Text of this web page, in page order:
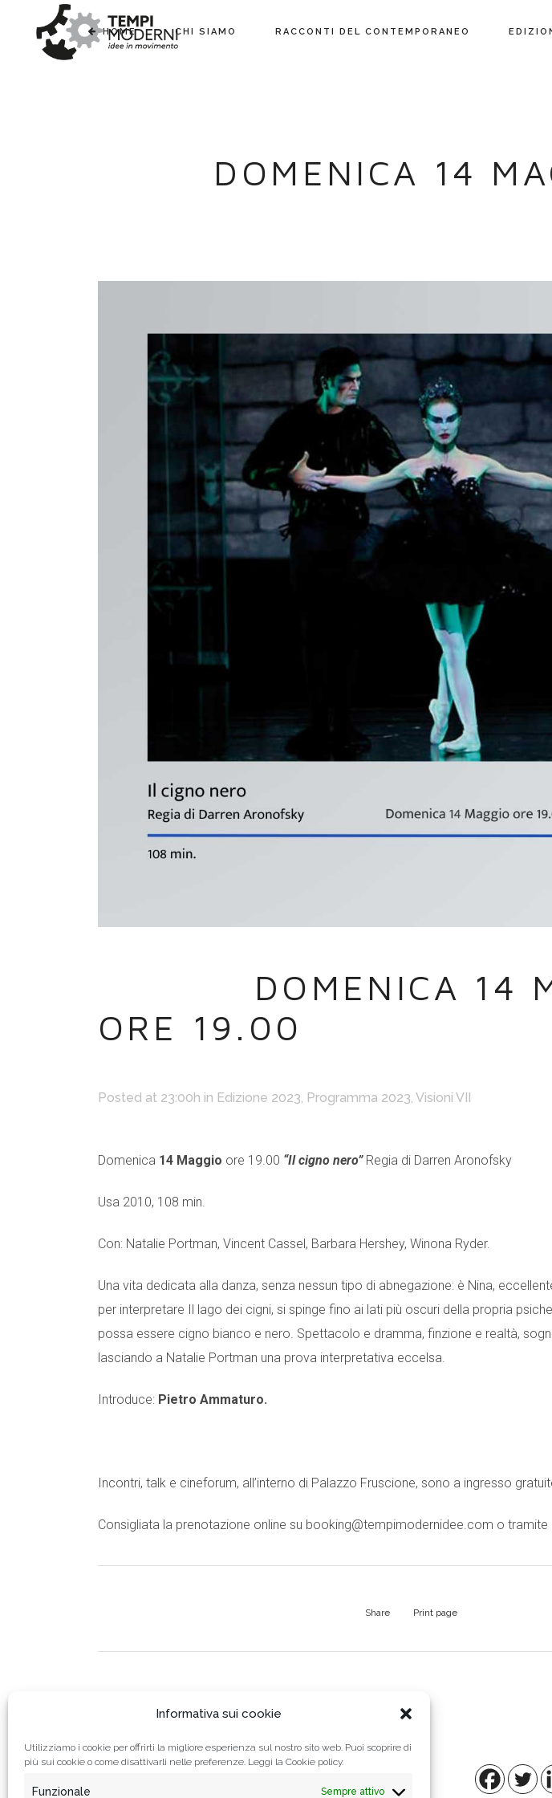
Informativa sui cookie
Utilizziamo i cookie per offrirti la migliore esperienza sul nostro sito web. Puoi scoprire di
più sui cookie o come disattivarli nelle preferenze. Leggi la Cookie policy.
Funzionale Sempre attivo
HOME CHI SIAMO RACCONTI DEL CONTEMPORANEO
DOMENICA 14
DOMENICA 14
ORE 19.00
Posted at 23:00h in Edizione 2023, Programma 2023, Visioni VII
Domenica 14 Maggio ore 19.00 “Il cigno nero”Regia di Darren Aronofsky
Usa 2010, 108 min.
Con: Natalie Portman, Vincent Cassel, Barbara Hershey, Winona Ryder.
Una vita dedicata alla danza, senza nessun tipo di abnegazione: è Nina,
per interpretare Il lago dei cigni, si spinge fino ai lati più oscuri della propria
possa essere cigno bianco e nero. Spettacolo e dramma, finzione e realtà,
lasciando a Natalie Portman una prova interpretativa eccelsa.
Introduce: Pietro Ammaturo.
Incontri, talk e cineforum, all’interno di Palazzo Fruscione, sono a ingresso
Consigliata la prenotazione online su booking@tempimodernidee.com o tramite
Share Print page